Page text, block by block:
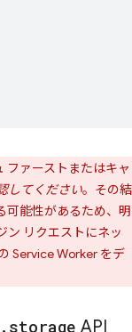
ファーストまたはキャ
してください。その結
可能性があるため、明
ン リクエストにネッ
Service Worker をデ
. storage API